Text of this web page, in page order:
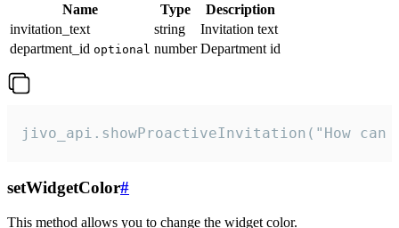
Name Type
Description
invitation_text
string
Invitation text
department_id optional number Department id
jivo_api.showProactiveInvitation("How
setWidgetColor#
This method allows you to change the widget color.